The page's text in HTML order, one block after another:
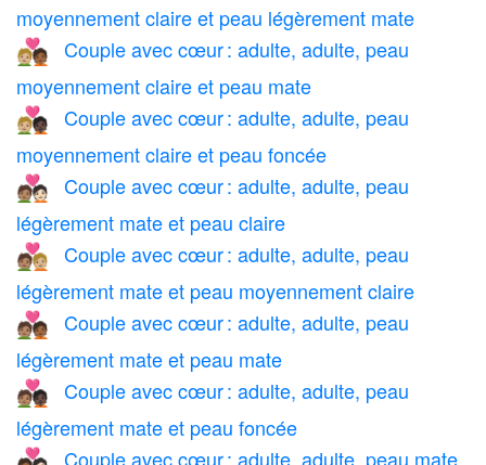
moyennement claire et peau légèrement mate
🧑🏼‍❤️‍🧑🏾 Couple avec cœur : adulte, adulte, peau
moyennement claire et peau mate
🧑🏼‍❤️‍🧑🏿 Couple avec cœur : adulte, adulte, peau
moyennement claire et peau foncée
🧑🏽‍❤️‍🧑🏻 Couple avec cœur : adulte, adulte, peau
légèrement mate et peau claire
🧑🏽‍❤️‍🧑🏼 Couple avec cœur : adulte, adulte, peau
légèrement mate et peau moyennement claire
🧑🏽‍❤️‍🧑🏾 Couple avec cœur : adulte, adulte, peau
légèrement mate et peau mate
🧑🏽‍❤️‍🧑🏿 Couple avec cœur : adulte, adulte, peau
légèrement mate et peau foncée
Couple avec cœur : adulte, adulte, peau mate